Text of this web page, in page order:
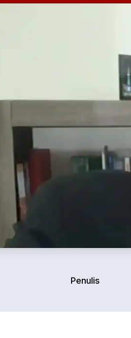
Penulis